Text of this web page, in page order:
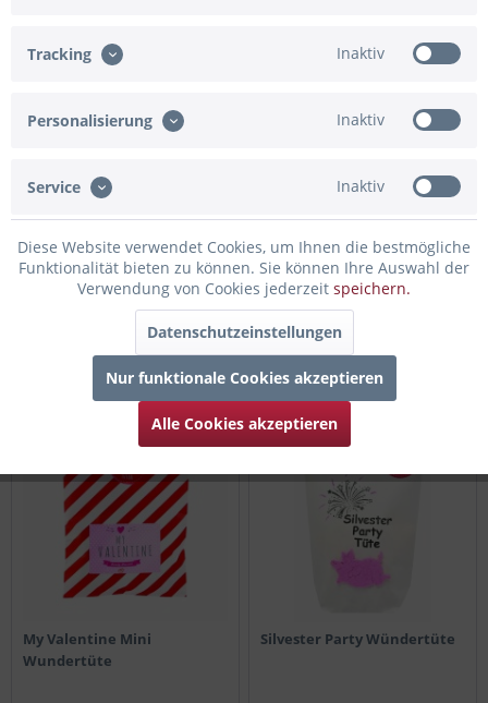
Kleine Liebe Mini
Wundertüte
Konfirmations Wundertüte
6,95 € *
My Valentine Mini
Wundertüte
Silvester Party Wündertüte
Tracking Inaktiv
Personalisierung Inaktiv
Service Inaktiv
Diese Website verwendet Cookies, um Ihnen die bestmögliche
Funktionalität bieten zu können. Sie können Ihre Auswahl der
Verwendung von Cookies jederzeit speichern.
Datenschutzeinstellungen
Nur funktionale Cookies akzeptieren
Alle Cookies akzeptieren